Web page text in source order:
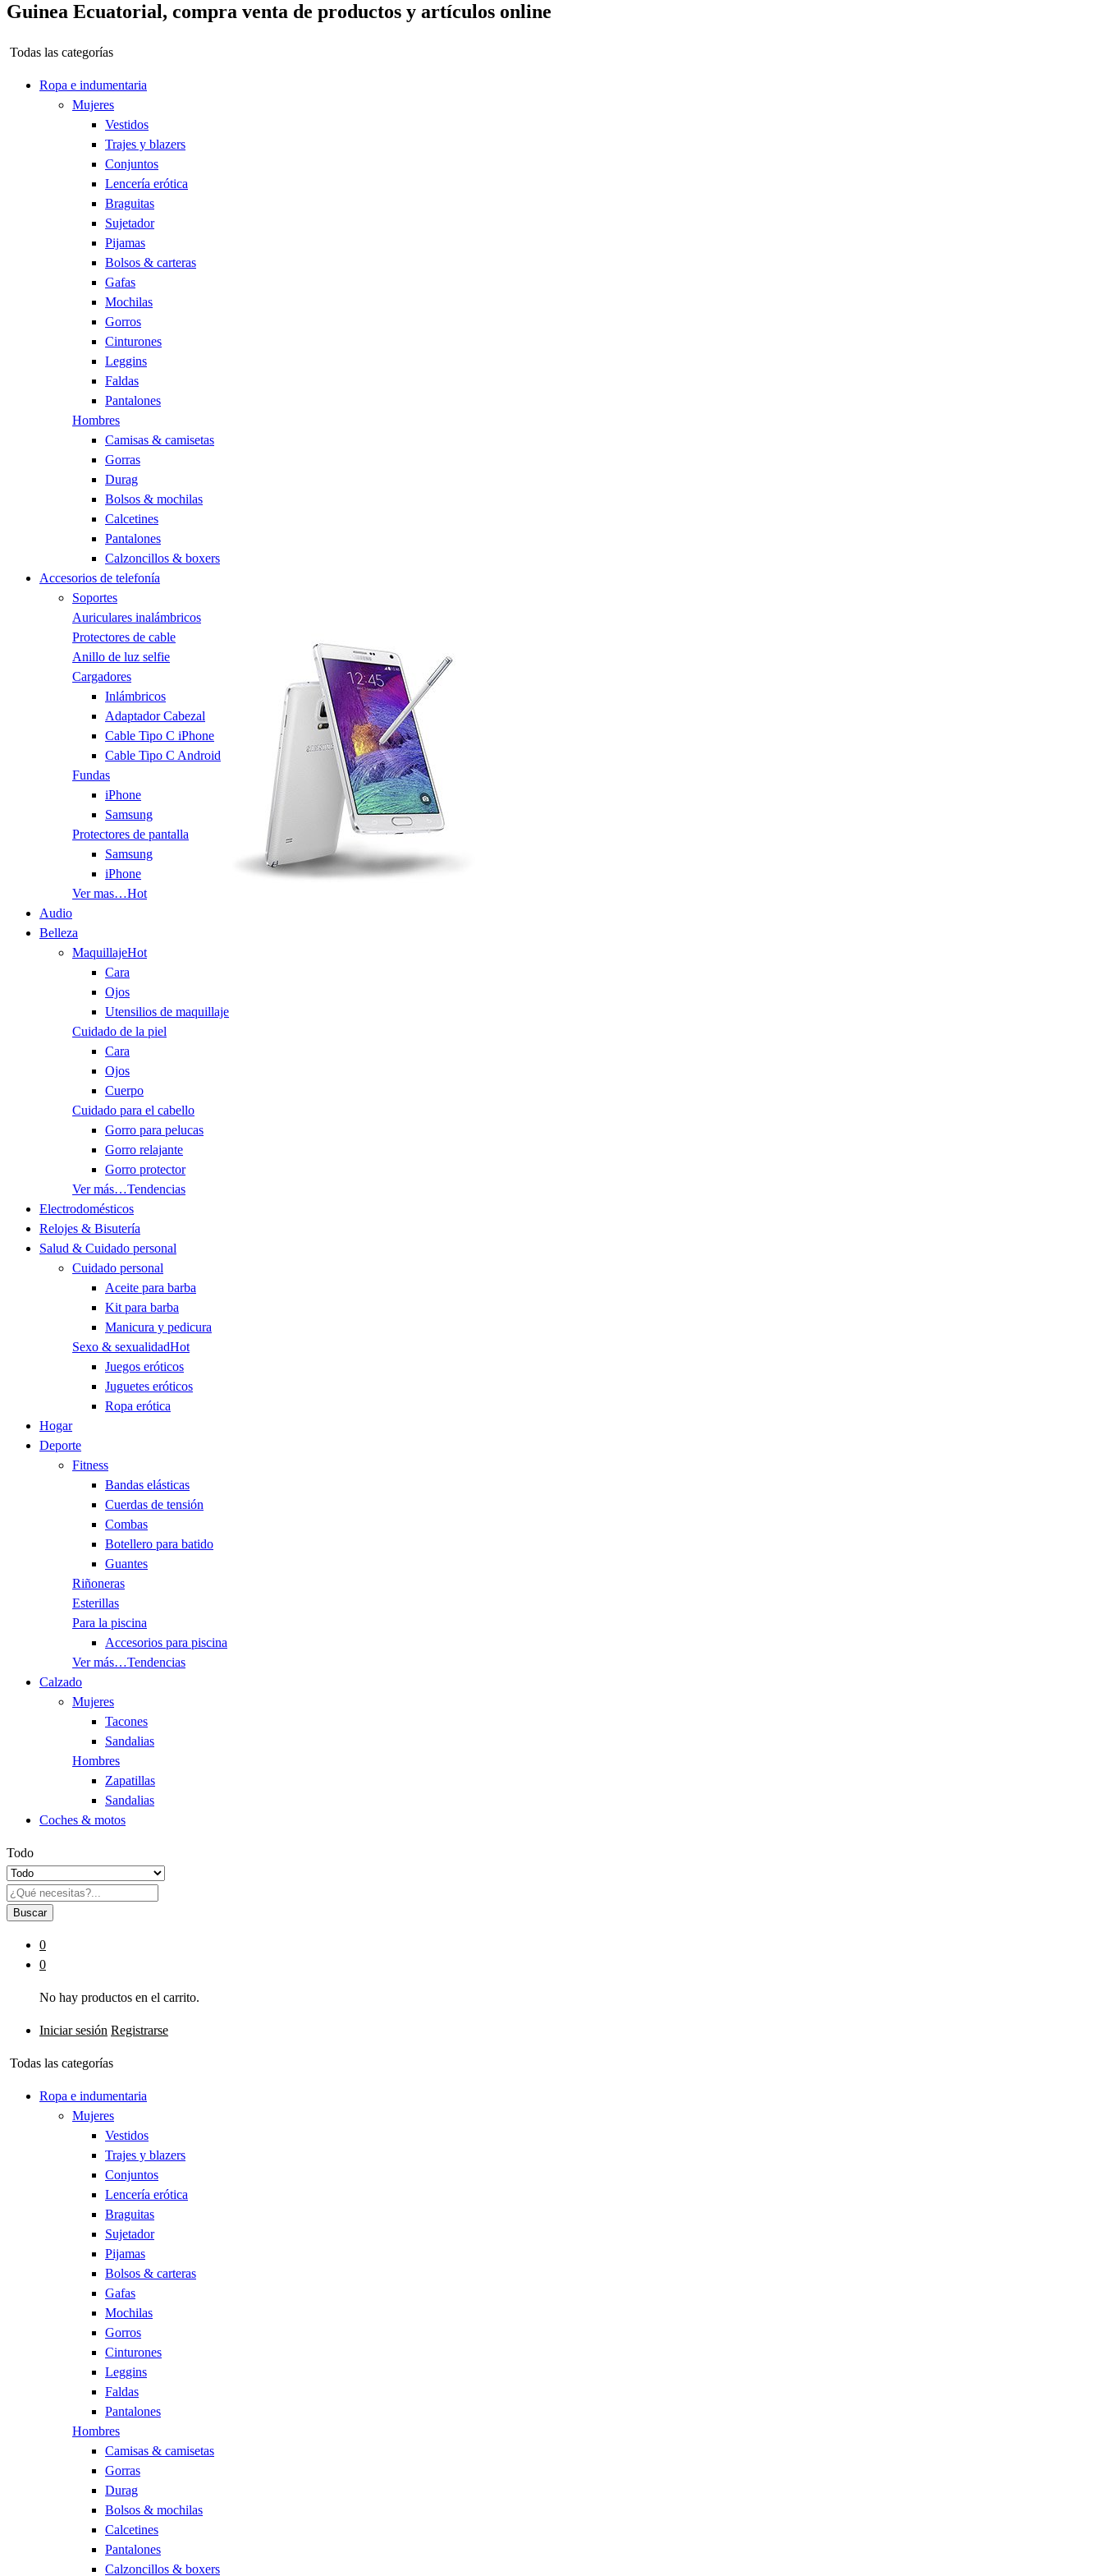
Guinea Ecuatorial, compra venta de productos y artículos online
Todas las categorías
Ropa e indumentaria
Mujeres
Vestidos
Trajes y blazers
Conjuntos
Lencería erótica
Braguitas
Sujetador
Pijamas
Bolsos & carteras
Gafas
Mochilas
Gorros
Cinturones
Leggins
Faldas
Pantalones
Hombres
Camisas & camisetas
Gorras
Durag
Bolsos & mochilas
Calcetines
Pantalones
Calzoncillos & boxers
Accesorios de telefonía
Soportes
Auriculares inalámbricos
Protectores de cable
Anillo de luz selfie
Cargadores
Inlámbricos
Adaptador Cabezal
Cable Tipo C iPhone
Cable Tipo C Android
Fundas
iPhone
Samsung
Protectores de pantalla
Samsung
iPhone
Ver mas…Hot
Audio
Belleza
MaquillajeHot
Cara
Ojos
Utensilios de maquillaje
Cuidado de la piel
Cara
Ojos
Cuerpo
Cuidado para el cabello
Gorro para pelucas
Gorro relajante
Gorro protector
Ver más…Tendencias
Electrodomésticos
Relojes & Bisutería
Salud & Cuidado personal
Cuidado personal
Aceite para barba
Kit para barba
Manicura y pedicura
Sexo & sexualidadHot
Juegos eróticos
Juguetes eróticos
Ropa erótica
Hogar
Deporte
Fitness
Bandas elásticas
Cuerdas de tensión
Combas
Botellero para batido
Guantes
Riñoneras
Esterillas
Para la piscina
Accesorios para piscina
Ver más…Tendencias
Calzado
Mujeres
Tacones
Sandalias
Hombres
Zapatillas
Sandalias
Coches & motos
Todo
Buscar
0
0
No hay productos en el carrito.
Iniciar sesión Registrarse
Todas las categorías
Ropa e indumentaria
Mujeres
Vestidos
Trajes y blazers
Conjuntos
Lencería erótica
Braguitas
Sujetador
Pijamas
Bolsos & carteras
Gafas
Mochilas
Gorros
Cinturones
Leggins
Faldas
Pantalones
Hombres
Camisas & camisetas
Gorras
Durag
Bolsos & mochilas
Calcetines
Pantalones
Calzoncillos & boxers